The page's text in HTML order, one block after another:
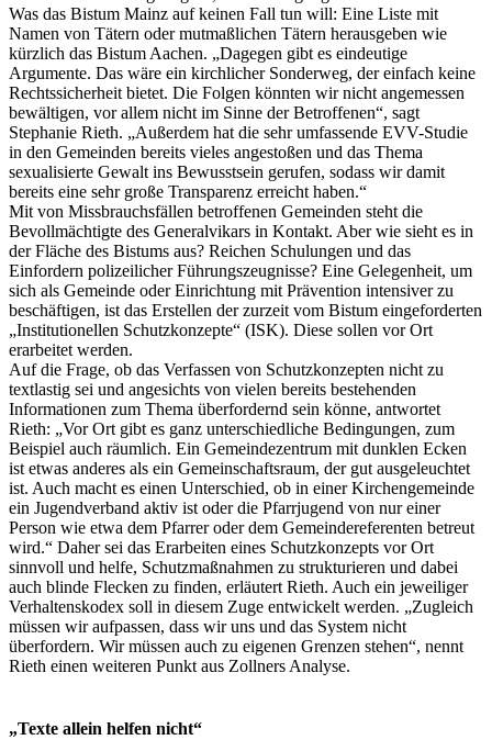
Was das Bistum Mainz auf keinen Fall tun will: Eine Liste mit
Namen von Tätern oder mutmaßlichen Tätern herausgeben wie
kürzlich das Bistum Aachen. „Dagegen gibt es eindeutige
Argumente. Das wäre ein kirchlicher Sonderweg, der einfach keine
Rechtssicherheit bietet. Die Folgen könnten wir nicht angemessen
bewältigen, vor allem nicht im Sinne der Betroffenen“, sagt
Stephanie Rieth. „Außerdem hat die sehr umfassende EVV-Studie
in den Gemeinden bereits vieles angestoßen und das Thema
sexualisierte Gewalt ins Bewusstsein gerufen, sodass wir damit
bereits eine sehr große Transparenz erreicht haben.“
Mit von Missbrauchsfällen betroffenen Gemeinden steht die
Bevollmächtigte des Generalvikars in Kontakt. Aber wie sieht es in
der Fläche des Bistums aus? Reichen Schulungen und das
Einfordern polizeilicher Führungszeugnisse? Eine Gelegenheit, um
sich als Gemeinde oder Einrichtung mit Prävention intensiver zu
beschäftigen, ist das Erstellen der zurzeit vom Bistum eingeforderten
„Institutionellen Schutzkonzepte“ (ISK). Diese sollen vor Ort
erarbeitet werden.
Auf die Frage, ob das Verfassen von Schutzkonzepten nicht zu
textlastig sei und angesichts von vielen bereits bestehenden
Informationen zum Thema überfordernd sein könne, antwortet
Rieth: „Vor Ort gibt es ganz unterschiedliche Bedingungen, zum
Beispiel auch räumlich. Ein Gemeindezentrum mit dunklen Ecken
ist etwas anderes als ein Gemeinschaftsraum, der gut ausgeleuchtet
ist. Auch macht es einen Unterschied, ob in einer Kirchengemeinde
ein Jugendverband aktiv ist oder die Pfarrjugend von nur einer
Person wie etwa dem Pfarrer oder dem Gemeindereferenten betreut
wird.“ Daher sei das Erarbeiten eines Schutzkonzepts vor Ort
sinnvoll und helfe, Schutzmaßnahmen zu strukturieren und dabei
auch blinde Flecken zu finden, erläutert Rieth. Auch ein jeweiliger
Verhaltenskodex soll in diesem Zuge entwickelt werden. „Zugleich
müssen wir aufpassen, dass wir uns und das System nicht
überfordern. Wir müssen auch zu eigenen Grenzen stehen“, nennt
Rieth einen weiteren Punkt aus Zollners Analyse.
„Texte allein helfen nicht“